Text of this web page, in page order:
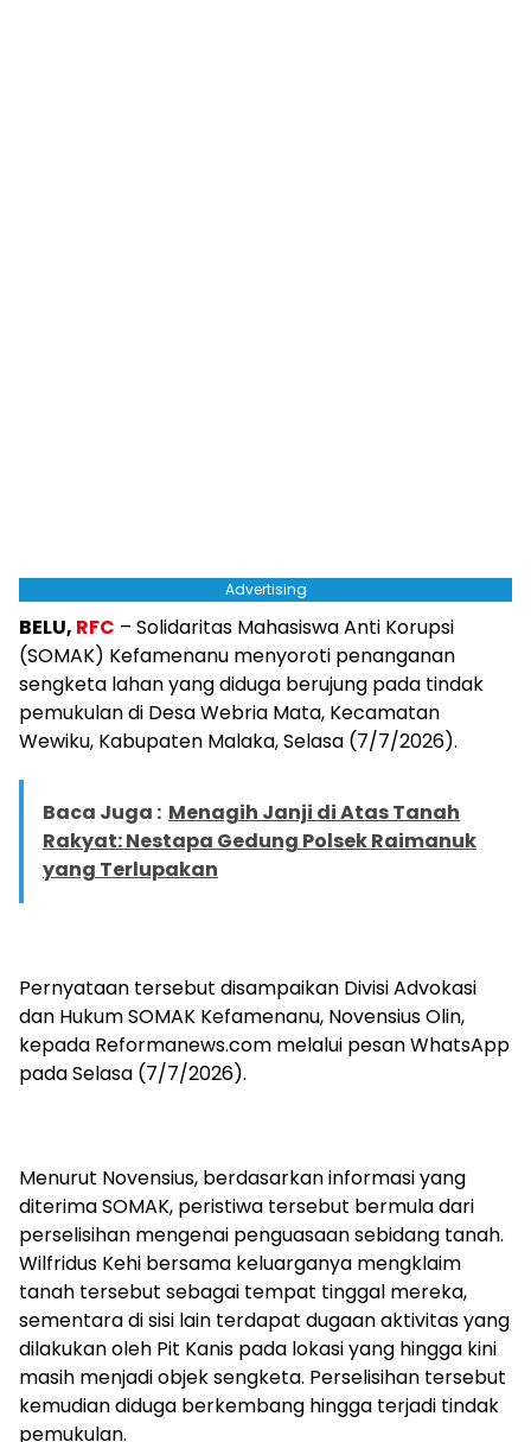
Advertising
BELU, RFC – Solidaritas Mahasiswa Anti Korupsi
(SOMAK) Kefamenanu menyoroti penanganan
sengketa lahan yang diduga berujung pada tindak
pemukulan di Desa Webria Mata, Kecamatan
Wewiku, Kabupaten Malaka, Selasa (7/7/2026).
Baca Juga : Menagih Janji di Atas Tanah
Rakyat: Nestapa Gedung Polsek Raimanuk
yang Terlupakan
Pernyataan tersebut disampaikan Divisi Advokasi
dan Hukum SOMAK Kefamenanu, Novensius Olin,
kepada Reformanews.com melalui pesan WhatsApp
pada Selasa (7/7/2026).
Menurut Novensius, berdasarkan informasi yang
diterima SOMAK, peristiwa tersebut bermula dari
perselisihan mengenai penguasaan sebidang tanah.
Wilfridus Kehi bersama keluarganya mengklaim
tanah tersebut sebagai tempat tinggal mereka,
sementara di sisi lain terdapat dugaan aktivitas yang
dilakukan oleh Pit Kanis pada lokasi yang hingga kini
masih menjadi objek sengketa. Perselisihan tersebut
kemudian diduga berkembang hingga terjadi tindak
pemukulan.